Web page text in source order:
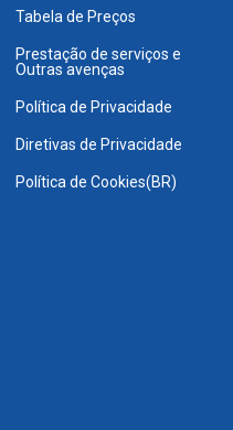
Tabela de Preços
Prestação de serviços e
Outras avenças
Política de Privacidade
Diretivas de Privacidade
Política de Cookies(BR)